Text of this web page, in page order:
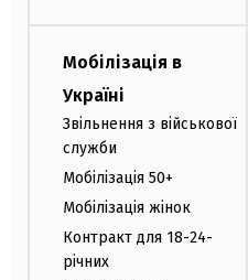
Мобілізація в
Україні
Звільнення з військової
служби
Мобілізація 50+
Мобілізація жінок
Контракт для 18-24-
річних